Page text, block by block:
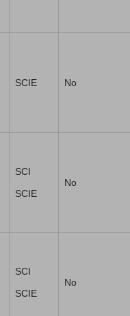
SCIE No
SCI
SCIE
No
SCI
SCIE
No